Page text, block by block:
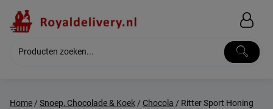
content
Home/ Snoep, Chocolade & Koek/ Chocola / Ritter Sport Honing